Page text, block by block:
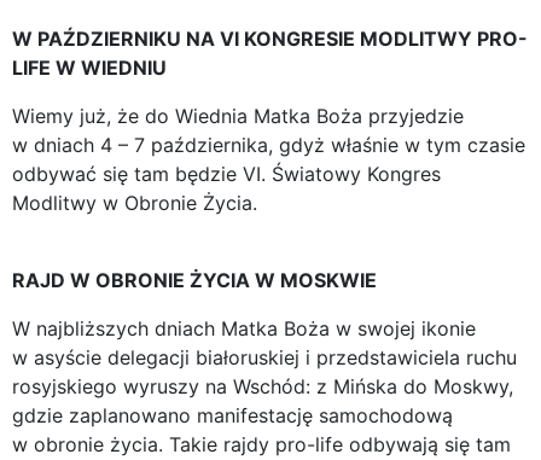
W PAŹDZIERNIKU NA VI KONGRESIE MODLITWY PRO-
LIFE W WIEDNIU
Wiemy już, że do Wiednia Matka Boża przyjedzie
w dniach 4 – 7 października, gdyż właśnie w tym czasie
odbywać się tam będzie VI. Światowy Kongres
Modlitwy w Obronie Życia.
RAJD W OBRONIE ŻYCIA W MOSKWIE
W najbliższych dniach Matka Boża w swojej ikonie
w asyście delegacji białoruskiej i przedstawiciela ruchu
rosyjskiego wyruszy na Wschód: z Mińska do Moskwy,
gdzie zaplanowano manifestację samochodową
w obronie życia. Takie rajdy pro-life odbywają się tam